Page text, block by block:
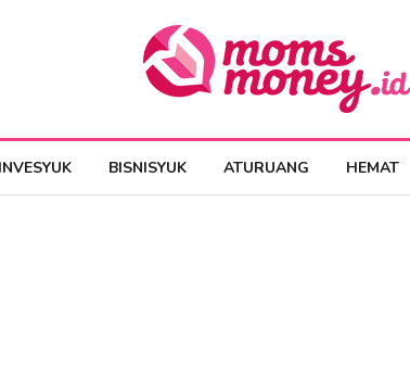
INVESYUK BISNISYUK ATURUANG HEMAT